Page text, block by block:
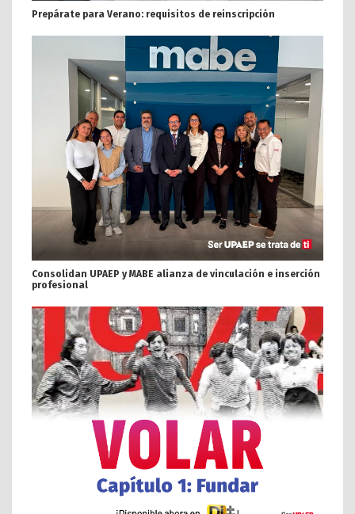
Prepárate para Verano: requisitos de reinscripción
Consolidan UPAEP y MABE alianza de vinculación e inserción
profesional